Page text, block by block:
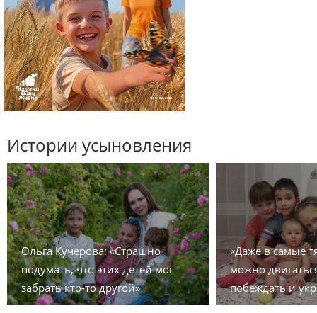
Истории усыновления
Ольга Кучерова: «Страшно
подумать, что этих детей мог
забрать кто-то другой»
«Даже в самые
можно
побеждать и